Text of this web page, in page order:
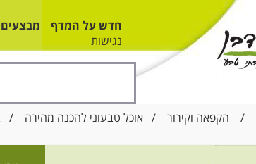
חדש על המדף מבצעים
נגישות
/ הקפאה וקירור / אוכל טבעוני להכנה מהירה /